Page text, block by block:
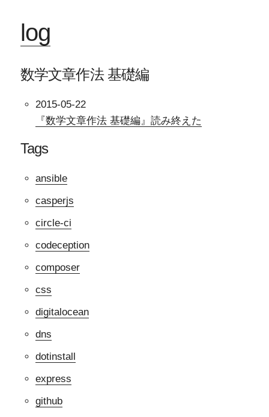
log
数学文章作法 基礎編
2015-05-22
『数学文章作法 基礎編』読み終えた
Tags
ansible
casperjs
circle-ci
codeception
composer
css
digitalocean
dns
dotinstall
express
github